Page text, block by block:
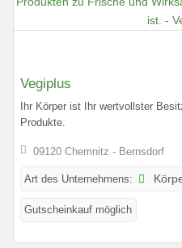
Vegiplus
Ihr Körper ist Ihr wertvollster
Produkte.
09120 Chemnitz - Bernsdorf
Art des Unternehmens:
Gutscheinkauf möglich